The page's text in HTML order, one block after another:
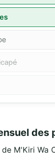
des
M'Kiri Wa